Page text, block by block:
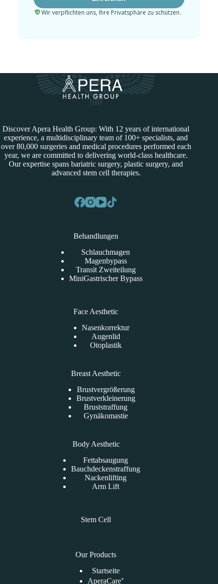
Wir verpflichten uns, Ihre Privatsphäre zu schützen.
Discover Apera Health Group: With 12 years of international
experience, a multidisciplinary team of 100+ specialists, and
over 80,000 surgeries and medical procedures performed each
year, we are committed to delivering world-class healthcare.
Our expertise spans bariatric surgery, plastic surgery, and
advanced stem cell therapies.
Behandlungen
Schlauchmagen
Magenbypass
Transit Zweiteilung
MiniGastrischer Bypass
Face Aesthetic
Nasenkorrektur
Augenlid
Otoplastik
Breast Aesthetic
Brustvergrößerung
Brustverkleinerung
Bruststraffung
Gynäkomastie
Body Aesthetic
Fettabsaugung
Bauchdeckenstraffung
Nackenlifting
Arm Lift
Stem Cell
Our Products
Startseite
AperaCare⁺